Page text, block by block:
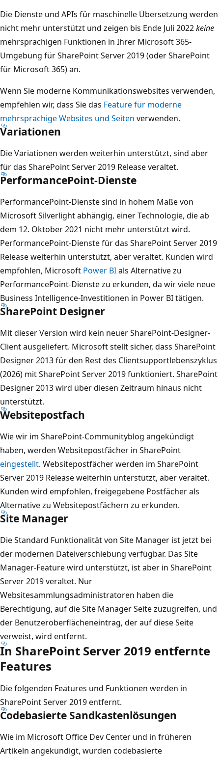
Die Dienste und APIs für maschinelle Übersetzung werden
nicht mehr unterstützt und zeigen bis Ende Juli 2022keine
mehrsprachigen Funktionen in Ihrer Microsoft 365-
Umgebung für SharePoint Server 2019 (oder SharePoint
für Microsoft 365) an.
Wenn Sie moderne Kommunikationswebsites verwenden,
empfehlen wir, dass Sie das Feature für moderne
mehrsprachige Websites und Seiten verwenden.
Variationen
Die Variationen werden weiterhin unterstützt, sind aber
für das SharePoint Server 2019 Release veraltet.
PerformancePoint-Dienste
PerformancePoint-Dienste sind in hohem Maße von
Microsoft Silverlight abhängig, einer Technologie, die ab
dem 12. Oktober 2021 nicht mehr unterstützt wird.
PerformancePoint-Dienste für das SharePoint Server 2019
Release weiterhin unterstützt, aber veraltet. Kunden wird
empfohlen, Microsoft Power BIals Alternative zu
PerformancePoint-Dienste zu erkunden, da wir viele neue
Business Intelligence-Investitionen in Power BI tätigen.
SharePoint Designer
Mit dieser Version wird kein neuer SharePoint-Designer-
Client ausgeliefert. Microsoft stellt sicher, dass SharePoint
Designer 2013 für den Rest des Clientsupportlebenszyklus
(2026) mit SharePoint Server 2019 funktioniert. SharePoint
Designer 2013 wird über diesen Zeitraum hinaus nicht
unterstützt.
Websitepostfach
Wie wir im SharePoint-Communityblog angekündigt
haben, werden Websitepostfächer in SharePoint
eingestellt. Websitepostfächer werden im SharePoint
Server 2019 Release weiterhin unterstützt, aber veraltet.
Kunden wird empfohlen, freigegebene Postfächer als
Alternative zu Websitepostfächern zu erkunden.
Site Manager
Die Standard Funktionalität von Site Manager ist jetzt bei
der modernen Dateiverschiebung verfügbar. Das Site
Manager-Feature wird unterstützt, ist aber in SharePoint
Server 2019 veraltet. Nur
Websitesammlungsadministratoren haben die
Berechtigung, auf die Site Manager Seite zuzugreifen, und
der Benutzeroberflächeneintrag, der auf diese Seite
verweist, wird entfernt.
In SharePoint Server 2019 entfernte
Features
Die folgenden Features und Funktionen werden in
SharePoint Server 2019 entfernt.
Codebasierte Sandkastenlösungen
Wie im Microsoft Office Dev Center und in früheren
Artikeln angekündigt, wurden codebasierte